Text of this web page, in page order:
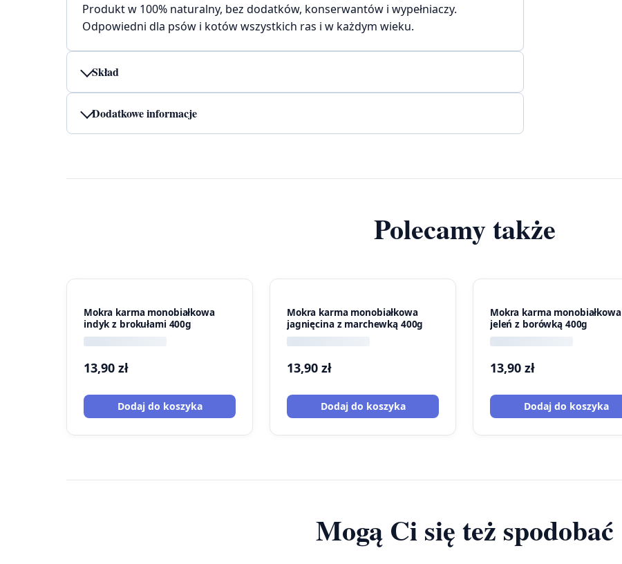
Produkt w 100% naturalny, bez dodatków, konserwantów i wypełniaczy.
Odpowiedni dla psów i kotów wszystkich ras i w każdym wieku.
Skład
Dodatkowe informacje
Polecamy także
Mokra karma monobiałkowa
indyk z brokułami 400g
13,90 zł
Dodaj do koszyka
Mokra karma monobiałkowa
jagnięcina z marchewką 400g
13,90 zł
Dodaj do koszyka
Mokra karma monobiałkowa
jeleń z borówką 400g
13,90 zł
Dodaj do koszyka
Mogą Ci się też spodobać